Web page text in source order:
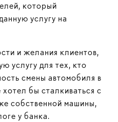
который
услугу на
и желания клиентов,
услугу для тех, кто
смены автомобиля в
бы сталкиваться с
собственной машины,
у банка.